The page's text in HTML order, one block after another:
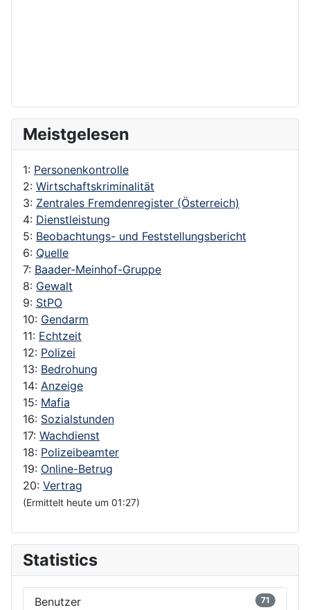
Meistgelesen
1: Personenkontrolle
2: Wirtschaftskriminalität
3: Zentrales Fremdenregister (Österreich)
4: Dienstleistung
5: Beobachtungs- und Feststellungsbericht
6: Quelle
7: Baader-Meinhof-Gruppe
8: Gewalt
9: StPO
10: Gendarm
11: Echtzeit
12: Polizei
13: Bedrohung
14: Anzeige
15: Mafia
16: Sozialstunden
17: Wachdienst
18: Polizeibeamter
19: Online-Betrug
20: Vertrag
(Ermittelt heute um 01:27)
Statistics
Benutzer 71